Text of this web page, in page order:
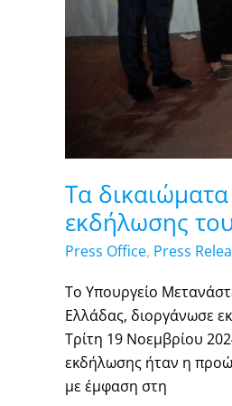
Τα
εκδήλωσης
Press Office, Press
Το Υπουργείο
Ελλάδας, διοργάνωσε
Τρίτη 19 Νοεμβρίου
εκδήλωσης ήταν η
με έμφαση στη